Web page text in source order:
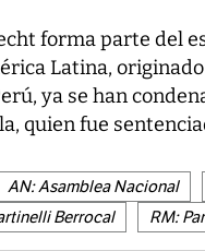
forma parte del
Latina,
ya se han
quien fue
AN: Asamblea Nacional
Berrocal
RM: